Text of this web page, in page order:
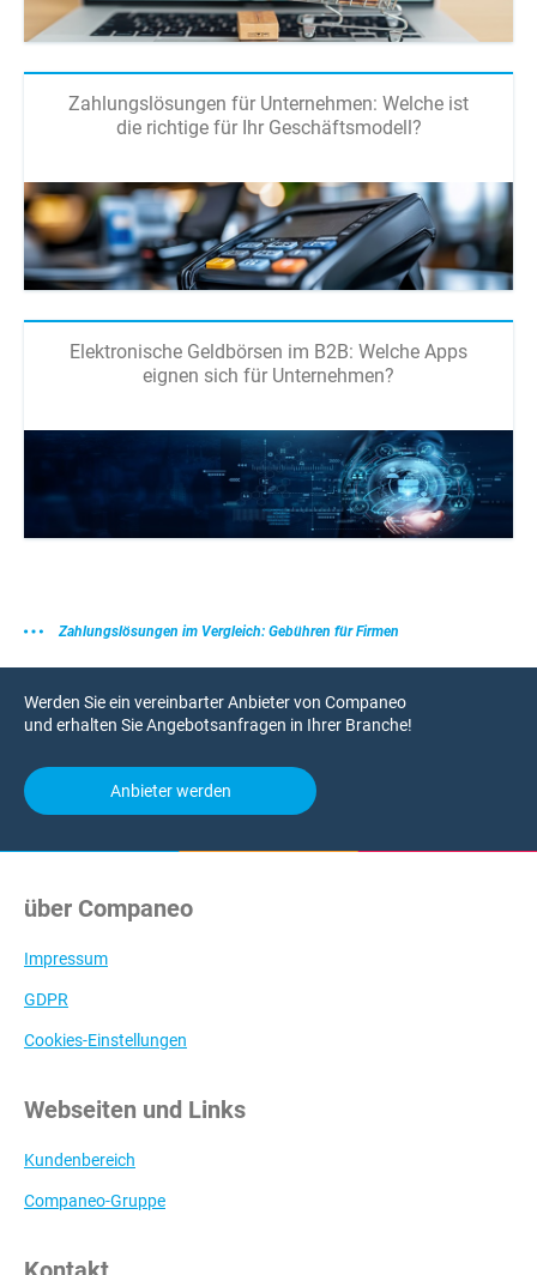
Zahlungslösungen für Unternehmen: Welche ist
die richtige für Ihr Geschäftsmodell?
Elektronische Geldbörsen im B2B: Welche Apps
eignen sich für Unternehmen?
Zahlungslösungen im Vergleich: Gebühren für Firmen
Werden Sie ein vereinbarter Anbieter von Companeo
und erhalten Sie Angebotsanfragen in Ihrer Branche!
Anbieter werden
über Companeo
Impressum
GDPR
Cookies-Einstellungen
Webseiten und Links
Kundenbereich
Companeo-Gruppe